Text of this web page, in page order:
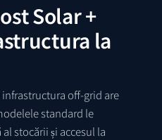
Solar +
la
off-grid are
standard le
stocării și accesul la